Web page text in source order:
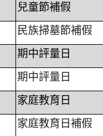
兒童節補假
民族掃墓節補假
期中評量日
期中評量日
家庭教育日
家庭教育日補假